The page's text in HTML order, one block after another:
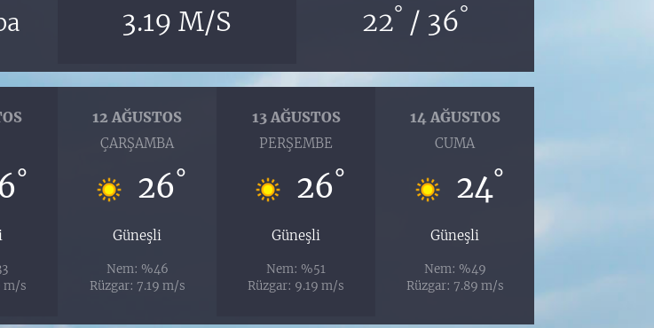
3.19 M/S 22° / 36°
°
m/s
12 AĞUSTOS
ÇARŞAMBA
26°
Güneşli
Nem: %46
Rüzgar: 7.19 m/s
13 AĞUSTOS
PERŞEMBE
26°
Güneşli
Nem: %51
Rüzgar: 9.19 m/s
14 AĞUSTOS
CUMA
24°
Güneşli
Nem: %49
Rüzgar: 7.89 m/s